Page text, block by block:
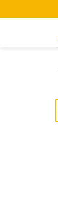
đến